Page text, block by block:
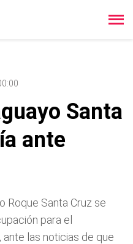
Santa
ante
Roque Santa Cruz se
para el
las noticias de que